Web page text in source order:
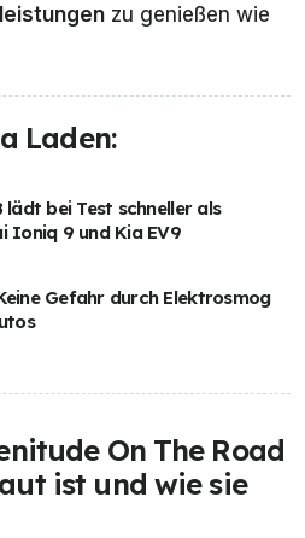
zu genießen wie
Laden:
lädt bei Test schneller als
Ioniq 9 und Kia EV9
Gefahr durch Elektrosmog
On The Road
ist und wie sie